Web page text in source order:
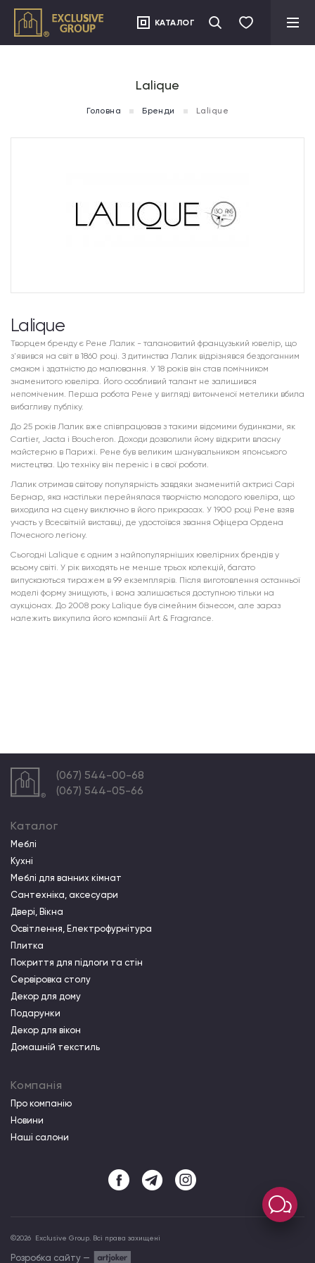
КАТАЛОГ
Lalique
Головна Бренди Lalique
Lalique
Творцем бренду є Рене Лалик - талановитий французький ювелір, що
з'явився на світ в 1860 році. З дитинства Лалик відрізнявся бездоганним
смаком і здатністю до малювання. У 18 років він став помічником
знаменитого ювеліра. Його особливий талант не залишився
непоміченим. Перша робота Рене у вигляді витонченої метелики вбила
вибагливу публіку.
До 25 років Лалик вже співпрацював з такими відомими будинками, як
Cartier, Jacta і Boucheron. Доходи дозволили йому відкрити власну
майстерню в Парижі. Рене був великим шанувальником японського
мистецтва. Цю техніку він переніс і в свої роботи.
Лалик отримав світову популярність завдяки знаменитій актрисі Сарі
Бернар, яка настільки перейнялася творчістю молодого ювеліра, що
виходила на сцену виключно в його прикрасах. У 1900 році Рене взяв
участь у Всесвітній виставці, де удостоївся звання Офіцера Ордена
Почесного легіону.
Сьогодні Lalique є одним з найпопулярніших ювелірних брендів у
всьому світі. У рік виходять не менше трьох колекцій, багато
випускаються тиражем в 99 екземплярів. Після виготовлення останньої
моделі форму знищують, і вона залишається доступною тільки на
аукціонах. До 2008 року Lalique був сімейним бізнесом, але зараз
належить викупила його компанії Art & Fragrance.
(067) 544-00-68
(067) 544-05-66
Каталог
Меблі
Кухні
Меблі для ванних кімнат
Сантехніка, аксесуари
Двері, Вікна
Освітлення, Електрофурнітура
Плитка
Покриття для підлоги та стін
Сервіровка столу
Декор для дому
Подарунки
Декор для вікон
Домашній текстиль
Компанія
Про компанiю
Новини
Наші салони
©2026 Exclusive Group. Всі права захищені
Розробка сайту —